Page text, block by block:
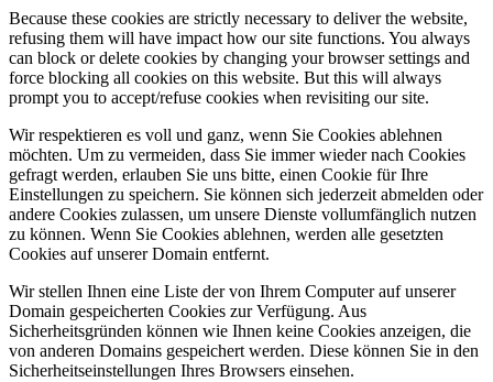
Because these cookies are strictly necessary to deliver the website,
refusing them will have impact how our site functions. You always
can block or delete cookies by changing your browser settings and
force blocking all cookies on this website. But this will always
prompt you to accept/refuse cookies when revisiting our site.
Wir respektieren es voll und ganz, wenn Sie Cookies ablehnen
möchten. Um zu vermeiden, dass Sie immer wieder nach Cookies
gefragt werden, erlauben Sie uns bitte, einen Cookie für Ihre
Einstellungen zu speichern. Sie können sich jederzeit abmelden oder
andere Cookies zulassen, um unsere Dienste vollumfänglich nutzen
zu können. Wenn Sie Cookies ablehnen, werden alle gesetzten
Cookies auf unserer Domain entfernt.
Wir stellen Ihnen eine Liste der von Ihrem Computer auf unserer
Domain gespeicherten Cookies zur Verfügung. Aus
Sicherheitsgründen können wie Ihnen keine Cookies anzeigen, die
von anderen Domains gespeichert werden. Diese können Sie in den
Sicherheitseinstellungen Ihres Browsers einsehen.